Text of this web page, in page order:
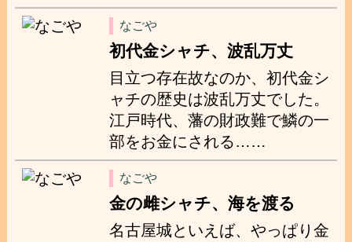
なごや
初代金シャチ、波乱万丈
目立つ存在故なのか、初代金シ
ャチの歴史は波乱万丈でした。
江戸時代、藩の財政難で鱗の一
部をお金にされる……
なごや
金の雌シャチ、海を渡る
名古屋城といえば、やっぱり金